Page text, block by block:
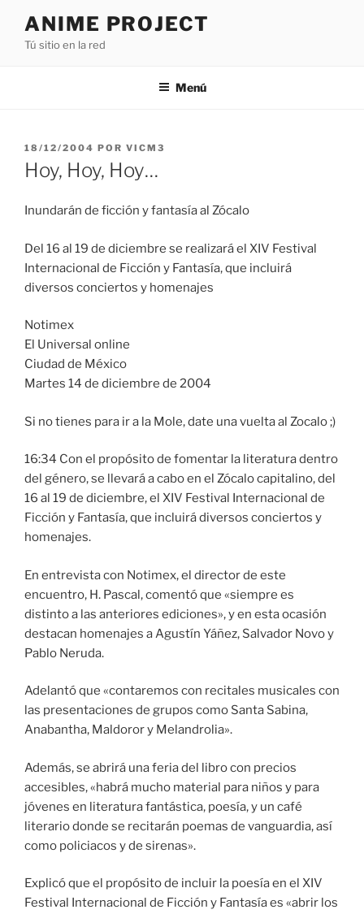
contenido
ANIME PROJECT
Tú sitio en la red
Menú
PUBLICADO
EL
18/12/2004 POR VICM3
Hoy, Hoy, Hoy…
Inundarán de ficción y fantasía al Zócalo
Del 16 al 19 de diciembre se realizará el XIV Festival
Internacional de Ficción y Fantasía, que incluirá
diversos conciertos y homenajes
Notimex
El Universal online
Ciudad de México
Martes 14 de diciembre de 2004
Si no tienes para ir a la Mole, date una vuelta al Zocalo ;)
16:34 Con el propósito de fomentar la literatura dentro
del género, se llevará a cabo en el Zócalo capitalino, del
16 al 19 de diciembre, el XIV Festival Internacional de
Ficción y Fantasía, que incluirá diversos conciertos y
homenajes.
En entrevista con Notimex, el director de este
encuentro, H. Pascal, comentó que «siempre es
distinto a las anteriores ediciones», y en esta ocasión
destacan homenajes a Agustín Yáñez, Salvador Novo y
Pablo Neruda.
Adelantó que «contaremos con recitales musicales con
las presentaciones de grupos como Santa Sabina,
Anabantha, Maldoror y Melandrolia».
Además, se abrirá una feria del libro con precios
accesibles, «habrá mucho material para niños y para
jóvenes en literatura fantástica, poesía, y un café
literario donde se recitarán poemas de vanguardia, así
como policiacos y de sirenas».
Explicó que el propósito de incluir la poesía en el XIV
Festival Internacional de Ficción y Fantasía es «abrir los